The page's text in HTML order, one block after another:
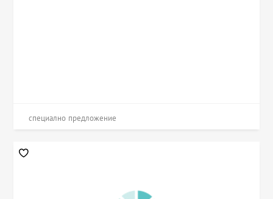
специално предложение